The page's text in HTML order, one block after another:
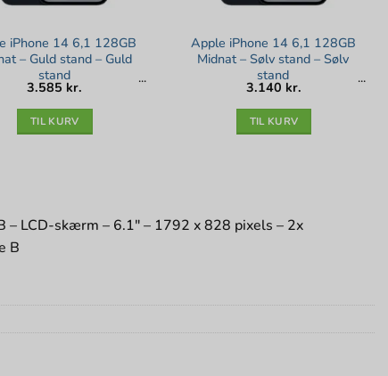
iPhone 14 6,1 128GB
– Guld stand – Guld
stand
3.585 kr.
TIL KURV
Apple iPhone 14 6,1 128GB
Midnat – Sølv stand – Sølv
stand
3.140 kr.
TIL KURV
LCD-skærm – 6.1″ – 1792 x 828 pixels – 2x
B